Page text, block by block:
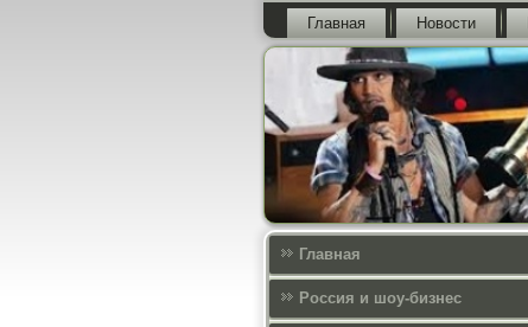
Главная Новости
Главная
Россия и шоу-бизнес